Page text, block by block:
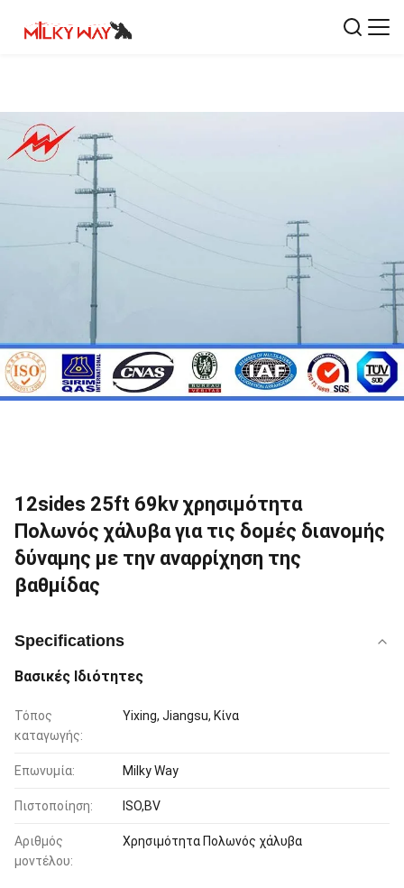
12sides 25ft 69kv χρησιμότητα
Πολωνός χάλυβα για τις δομές διανομής
δύναμης με την αναρρίχηση της
βαθμίδας
Specifications
Βασικές Ιδιότητες
Τόπος
καταγωγής:
Yixing, Jiangsu, Κίνα
Επωνυμία: Milky Way
Πιστοποίηση: ISO,BV
Αριθμός
μοντέλου:
Χρησιμότητα Πολωνός χάλυβα